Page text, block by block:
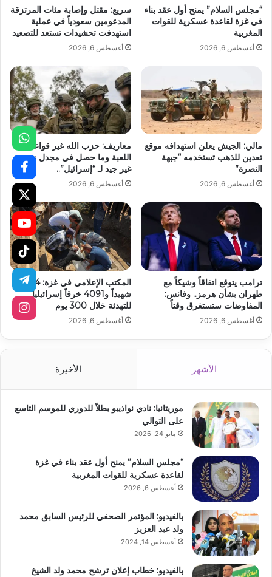
“مجلس السلام” يمنح أول عقد بناء
في غزة لقاعدة عسكرية للقوات
المغربية
أغسطس 6, 2026
سريع: مقتل وإصابة مئات المرتزقة
المدعومين سعودياً في عملية
استهدفت تحشيدات تستعد للتصعيد
أغسطس 6, 2026
مالي: الجيش يعلن استهدافه موقع
تعدين للذهب تستخدمه “جبهة
النصرة”
أغسطس 6, 2026
معاريف: حزب الله غير قواعد
اللعبة وما حصل في مجدل زون
غير جيد لـ “إسرائيل”..
أغسطس 6, 2026
ترامب يتوقع اتفاقاً وشيكاً مع
طهران بشأن هرمز.. وفانس:
المفاوضات ستستغرق وقتاً
أغسطس 6, 2026
المكتب الإعلامي في غزة: 1254
شهيداً و4091 خرقاً إسرائيلياً
للتهدئة خلال 300 يوم
أغسطس 6, 2026
الأشهر الأخيرة
موريتانيا: نادي نواذيبو بطلاً للدوري للموسم التاسع
على التوالي
مايو 24, 2026
“مجلس السلام” يمنح أول عقد بناء في غزة
لقاعدة عسكرية للقوات المغربية
أغسطس 6, 2026
بالفيديو: المؤتمر الصحفي للرئيس السابق محمد
ولد عبد العزيز
أغسطس 14, 2024
بالفيديو: خطاب إعلان ترشح محمد ولد الشيخ